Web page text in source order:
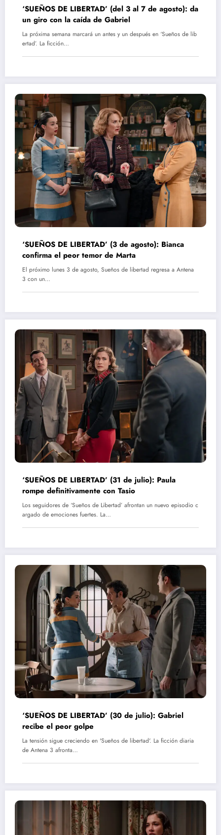
‘SUEÑOS DE LIBERTAD’ (del 3 al 7 de agosto): da
un giro con la caída de Gabriel
La próxima semana marcará un antes y un después en ‘Sueños de lib
ertad’. La ficción…
‘SUEÑOS DE LIBERTAD’ (3 de agosto): Bianca
confirma el peor temor de Marta
El próximo lunes 3 de agosto, Sueños de libertad regresa a Antena
3 con un…
‘SUEÑOS DE LIBERTAD’ (31 de julio): Paula
rompe definitivamente con Tasio
Los seguidores de ‘Sueños de Libertad’ afrontan un nuevo episodio c
argado de emociones fuertes. La…
‘SUEÑOS DE LIBERTAD’ (30 de julio): Gabriel
recibe el peor golpe
La tensión sigue creciendo en 'Sueños de libertad'. La ficción diaria
de Antena 3 afronta…